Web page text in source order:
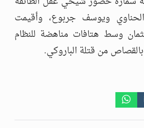
ويوسف جربوع، وأقيمت
وسط هتافات مناهضة للنظام
من قتلة الباروكي.